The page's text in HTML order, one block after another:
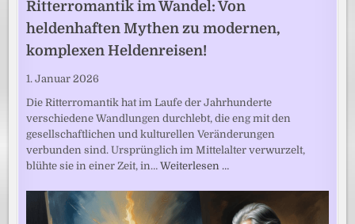
Ritterromantik im Wandel: Von
heldenhaften Mythen zu modernen,
komplexen Heldenreisen!
1. Januar 2026
Die Ritterromantik hat im Laufe der Jahrhunderte
verschiedene Wandlungen durchlebt, die eng mit den
gesellschaftlichen und kulturellen Veränderungen
verbunden sind. Ursprünglich im Mittelalter verwurzelt,
blühte sie in einer Zeit, in…Weiterlesen …